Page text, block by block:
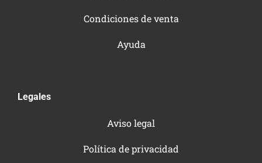
Condiciones de venta
Ayuda
Legales
Aviso legal
Política de privacidad